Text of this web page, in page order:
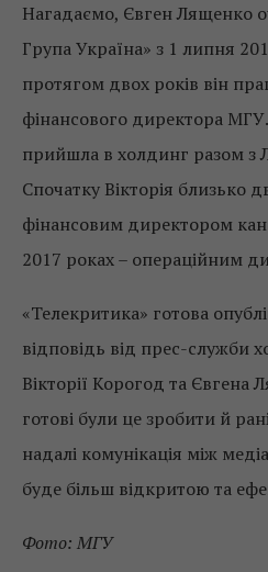
Нагадаємо, Євген Лященко
Група Україна» з 1 липня
протягом двох років він
фінансового директора
прийшла в холдинг разом з
Спочатку Вікторія близько
фінансовим директором
2017 роках – операційним
«Телекритика» готова
відповідь від прес-служби
Вікторії Корогод та
готові були це зробити й
надалі комунікація між
буде більш відкритою та
Фото: МГУ